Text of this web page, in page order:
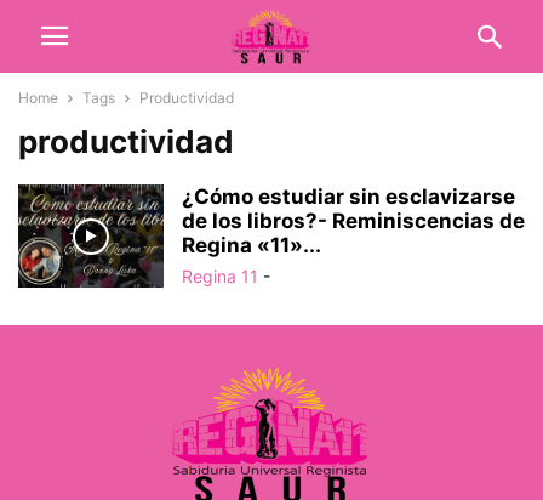
Home Tags Productividad
productividad
¿Cómo estudiar sin esclavizarse
de los libros?- Reminiscencias de
Regina «11»...
Regina 11 -